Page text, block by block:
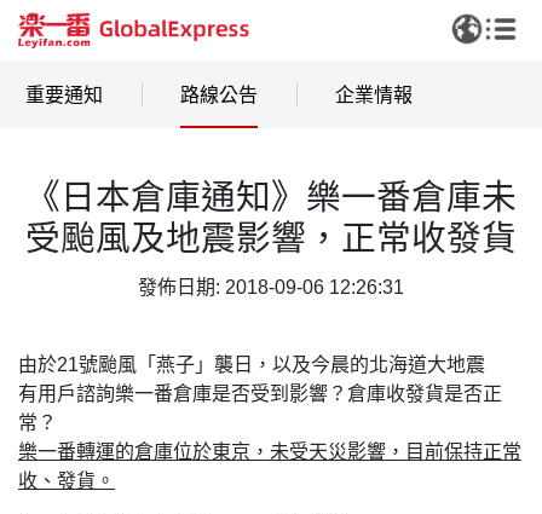
重要通知 路線公告 企業情報
《日本倉庫通知》樂一番倉庫未
受颱風及地震影響，正常收發貨
發佈日期: 2018-09-06 12:26:31
由於21號颱風「燕子」襲日，以及今晨的北海道大地震
有用戶諮詢樂一番倉庫是否受到影響？倉庫收發貨是否正
常？
樂一番轉運的倉庫位於東京，未受天災影響，目前保持正常
收、發貨。